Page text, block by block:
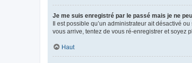
Je me suis enregistré par le passé mais je ne
Il est possible qu’un administrateur ait désactivé
vous arrive, tentez de vous ré-enregistrer et soyez
Haut